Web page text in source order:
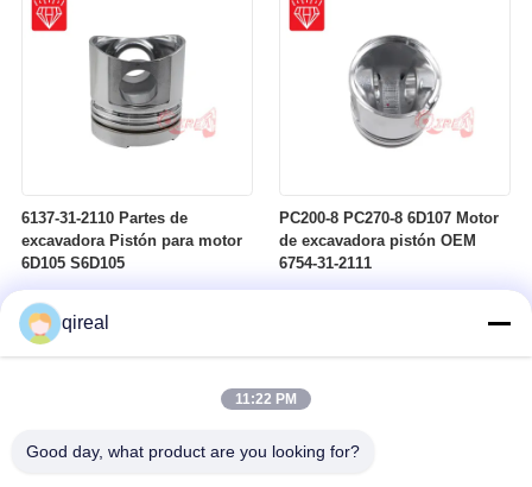
6137-31-2110 Partes de
excavadora Pistón para motor
6D105 S6D105
PC200-8 PC270-8 6D107 Motor
de excavadora pistón OEM
6754-31-2111
qireal
11:22 PM
Good day, what product are you looking for?